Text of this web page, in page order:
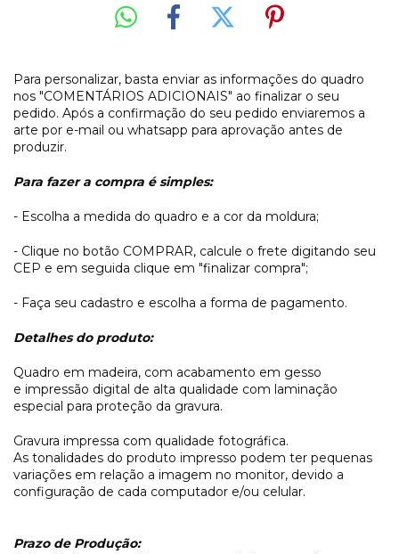
Para personalizar, basta enviar as informações do quadro
nos "COMENTÁRIOS ADICIONAIS" ao finalizar o seu
pedido. Após a confirmação do seu pedido enviaremos a
arte por e-mail ou whatsapp para aprovação antes de
produzir.
Para fazer a compra é simples:
- Escolha a medida do quadro e a cor da moldura;
- Clique no botão COMPRAR, calcule o frete digitando seu
CEP e em seguida clique em "finalizar compra";
- Faça seu cadastro e escolha a forma de pagamento.
Detalhes do produto:
Quadro em madeira, com acabamento em gesso
e impressão digital de alta qualidade com laminação
especial para proteção da gravura.
Gravura impressa com qualidade fotográfica.
As tonalidades do produto impresso podem ter pequenas
variações em relação a imagem no monitor, devido a
configuração de cada computador e/ou celular.
Prazo de Produção: